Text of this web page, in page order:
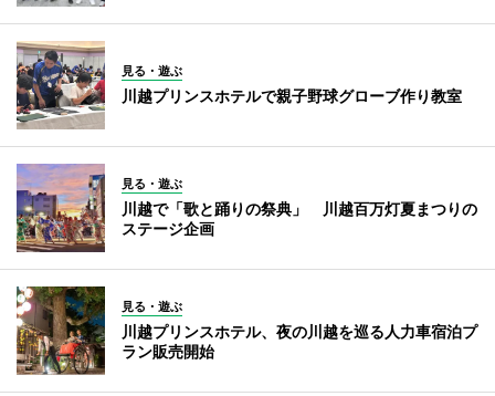
見る・遊ぶ
川越プリンスホテルで親子野球グローブ作り教室
見る・遊ぶ
川越で「歌と踊りの祭典」 川越百万灯夏まつりの
ステージ企画
見る・遊ぶ
川越プリンスホテル、夜の川越を巡る人力車宿泊プ
ラン販売開始